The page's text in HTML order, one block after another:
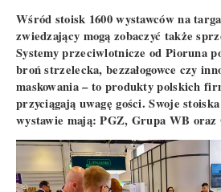
Wśród stoisk 1600 wystawców na
zwiedzający mogą zobaczyć także
Systemy przeciwlotnicze od Pioruna
broń strzelecka, bezzałogowce czy
maskowania – to produkty polskich
przyciągają uwagę gości. Swoje
wystawie mają: PGZ, Grupa WB oraz